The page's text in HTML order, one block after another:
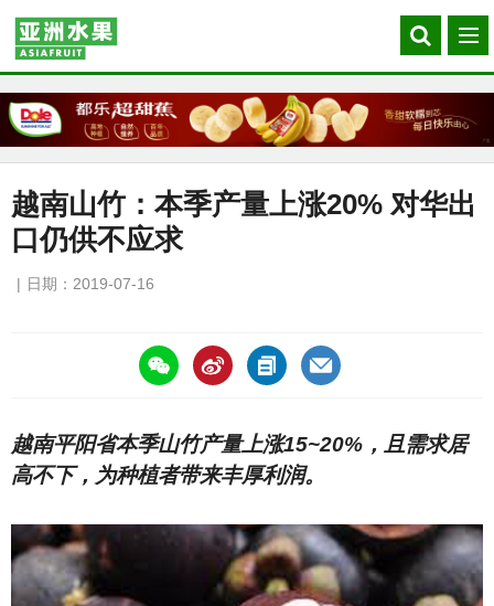
Search
our
菜
单
越南山竹：本季产量上涨20% 对华出
口仍供不应求
日期：2019-07-16
https://asiafruitchina.net/18339.html
越南平阳省本季山竹产量上涨15~20%，且需求居
高不下，为种植者带来丰厚利润。